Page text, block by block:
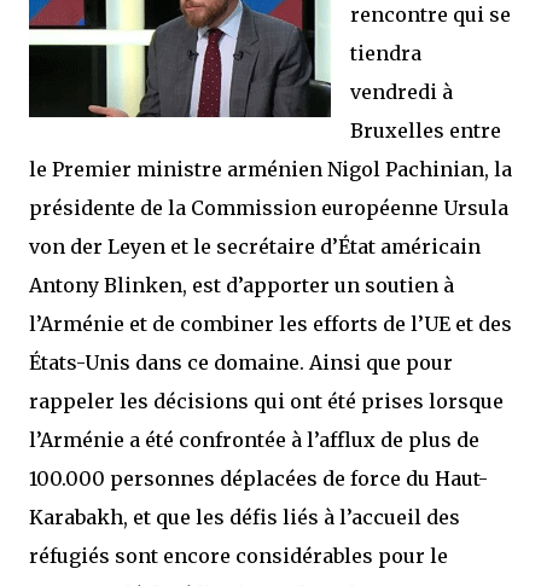
rencontre qui se
tiendra
vendredi à
Bruxelles entre
le Premier ministre arménien Nigol Pachinian, la
présidente de la Commission européenne Ursula
von der Leyen et le secrétaire d’État américain
Antony Blinken, est d’apporter un soutien à
l’Arménie et de combiner les efforts de l’UE et des
États-Unis dans ce domaine. Ainsi que pour
rappeler les décisions qui ont été prises lorsque
l’Arménie a été confrontée à l’afflux de plus de
100.000 personnes déplacées de force du Haut-
Karabakh, et que les défis liés à l’accueil des
réfugiés sont encore considérables pour le